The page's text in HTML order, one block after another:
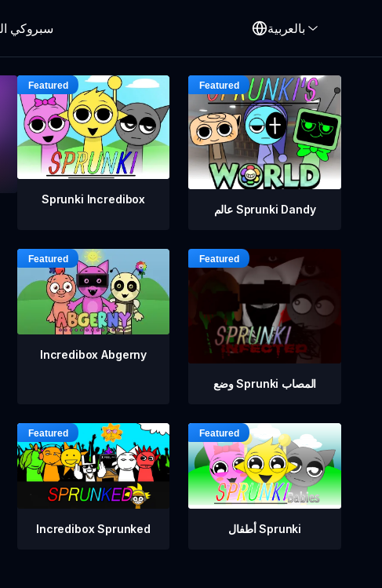
سبروكي بالعربية
Sprunki Incredibox
عالم Sprunki Dandy
Incredibox Abgerny
وضع Sprunki المصاب
Incredibox Sprunked أطفال Sprunki